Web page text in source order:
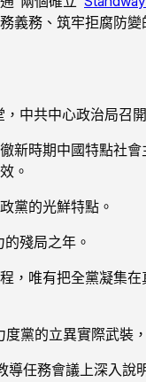
義務、筑牢拒腐防
中共中心政治局召
新時期中國特點社
。
黨的光鮮特點。
殘局之年。
，唯有把全黨凝集
黨的立異實際武裝
任務會議上深入說